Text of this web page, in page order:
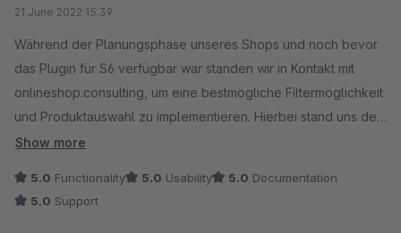
21 June 2022 15:39
Während der Planungsphase unseres Shops und noch bevor
das Plugin für S6 verfügbar war standen wir in Kontakt mit
onlineshop.consulting, um eine bestmögliche Filtermöglichkeit
und Produktauswahl zu implementieren. Hierbei stand uns der
Hersteller mit Rat und Tat zur Seite was unter anderem auch
Show more
5.0 Functionality 5.0 Usability 5.0 Documentation
5.0 Support